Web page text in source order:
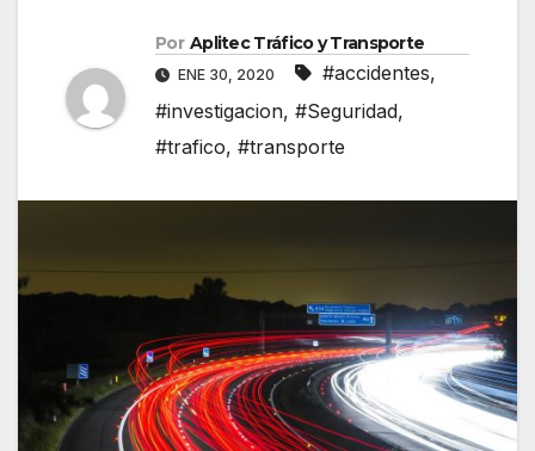
Por Aplitec Tráfico y Transporte
ENE 30, 2020 #accidentes,
#investigacion, #Seguridad,
#trafico, #transporte